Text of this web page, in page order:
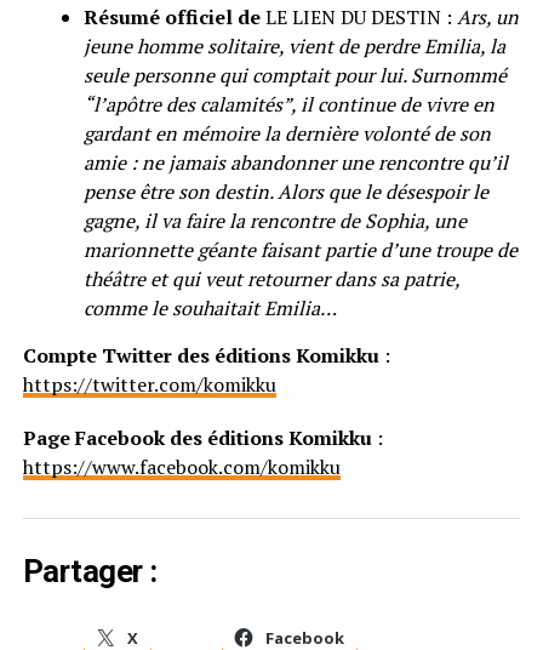
Résumé officiel deLE LIEN DU DESTIN : Ars, un
jeune homme solitaire, vient de perdre Emilia, la
seule personne qui comptait pour lui. Surnommé
“l’apôtre des calamités”, il continue de vivre en
gardant en mémoire la dernière volonté de son
amie : ne jamais abandonner une rencontre qu’il
pense être son destin. Alors que le désespoir le
gagne, il va faire la rencontre de Sophia, une
marionnette géante faisant partie d’une troupe de
théâtre et qui veut retourner dans sa patrie,
comme le souhaitait Emilia…
Compte Twitter des éditions Komikku:
https://twitter.com/komikku
Page Facebook des éditions Komikku:
https://www.facebook.com/komikku
Partager :
X Facebook